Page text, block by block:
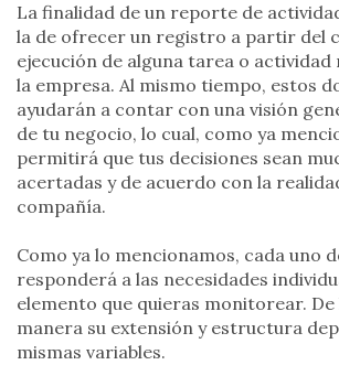
La finalidad de un reporte de
la de ofrecer un registro a partir del
ejecución de alguna tarea o
la empresa. Al mismo tiempo, estos
ayudarán a contar con una visión
de tu negocio, lo cual, como ya
permitirá que tus decisiones sean
acertadas y de acuerdo con la
compañía.
Como ya lo mencionamos, cada uno
responderá a las necesidades
elemento que quieras monitorear. De
manera su extensión y estructura
mismas variables.